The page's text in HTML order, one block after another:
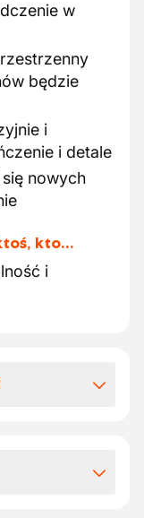
w
będzie
i
i detale
nowych
kto…
i